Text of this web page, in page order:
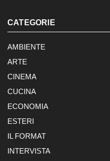
CATEGORIE
AMBIENTE
ARTE
CINEMA
CUCINA
ECONOMIA
ESTERI
IL FORMAT
INTERVISTA